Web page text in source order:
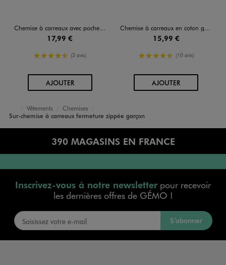
Chemise à carreaux avec poche poitrine garçon
17,99 €
4.5/5 de moyenne
(3 avis)
AJOUTERAU PANIER
Chemise à carreaux en coton garçon
15,99 €
4.5/5 de moyenne
(10 avis)
AJOUTERAU PANIER
Accueil
Garçon
Vêtements
Chemises
Sur-chemise à carreaux fermeture zippée garçon
390 MAGASINS EN FRANCE
Inscrivez-vous à notre newsletterpour recevoir
les dernières offres de GÉMO !
S’abonner